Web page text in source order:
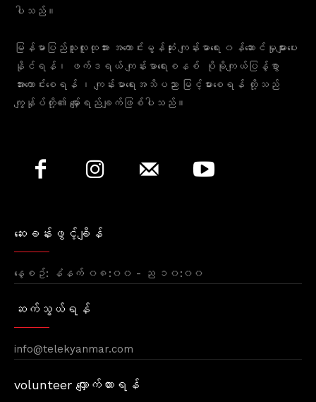
ပါသည်။
မြန်မာပြည်သူလူထုအား အကောင်းမွန်ဆုံး ကျန်းမာရေး ၀န်ဆောင်မှုများပေး
နိုင်ရန်၊ ဖက်ဒရယ် ကျန်းမာရေးစနစ် ပိုမိုကျယ်ပြန့်စွာ
အားကောင်းစေရန် ၊ ကျန်းမာရေးအသိပညာ မြင့်မားစေရန် တို့သည်
ကျွန်ုပ်တို့၏ မျှော်ရည်ချက်ဖြစ်ပါသည်။
ဆေးခန်းဖွင့်ချိန်
နေ့စဥ်: နံနက် ၀၈:၀၀ - ည ၁၀:၀၀
ဆက်သွယ်ရန်
info@telekyanmar.com
volunteer လျှောက်ထားရန်